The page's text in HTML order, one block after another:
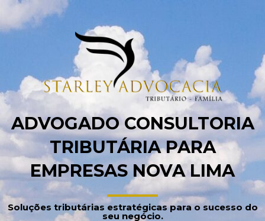
ADVOGADO CONSULTORIA
TRIBUTÁRIA PARA
EMPRESAS NOVA LIMA
Soluções tributárias estratégicas para o sucesso do
seu negócio.